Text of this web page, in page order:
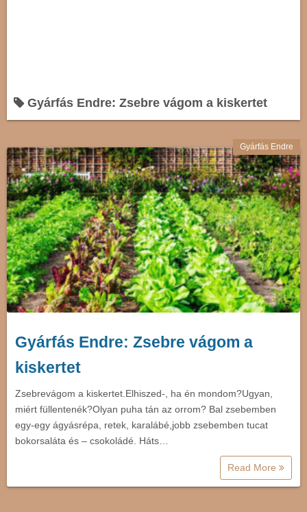
Gyárfás Endre: Zsebre vágom a kiskertet
Gyárfás Endre
Gyárfás Endre: Zsebre vágom a
kiskertet
Zsebrevágom a kiskertet.Elhiszed-, ha én mondom?Ugyan,
miért füllentenék?Olyan puha tán az orrom? Bal zsebemben
egy-egy ágyásrépa, retek, karalábé,jobb zsebemben tucat
bokorsaláta és – csokoládé. Háts…
Read More